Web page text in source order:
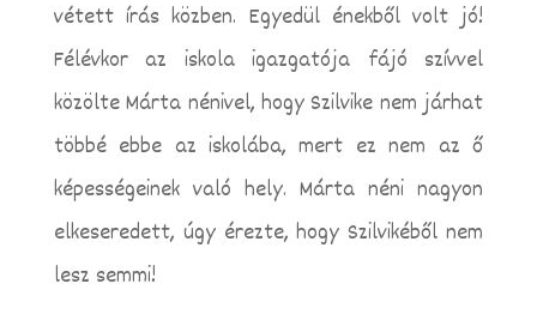
vétett írás közben. Egyedül énekből volt jó!
Félévkor az iskola igazgatója fájó szívvel
közölte Márta nénivel, hogy Szilvike nem járhat
többé ebbe az iskolába, mert ez nem az ő
képességeinek való hely. Márta néni nagyon
elkeseredett, úgy érezte, hogy Szilvikéből nem
lesz semmi!